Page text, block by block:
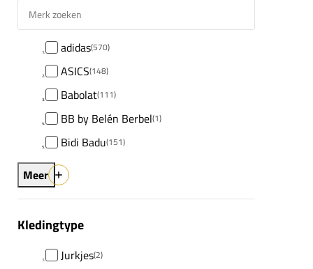
adidas(570)
ASICS(148)
Babolat(111)
BB by Belén Berbel(1)
Bidi Badu(151)
Meer
Kledingtype
Jurkjes(2)